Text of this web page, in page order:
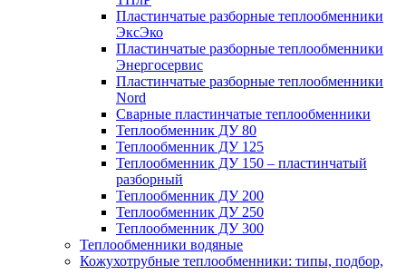
Пластинчатые разборные теплообменники
ЭксЭко
Пластинчатые разборные теплообменники
Энергосервис
Пластинчатые разборные теплообменники
Nord
Сварные пластинчатые теплообменники
Теплообменник ДУ 80
Теплообменник ДУ 125
Теплообменник ДУ 150 – пластинчатый
разборный
Теплообменник ДУ 200
Теплообменник ДУ 250
Теплообменник ДУ 300
Теплообменники водяные
Кожухотрубные теплообменники: типы, подбор,